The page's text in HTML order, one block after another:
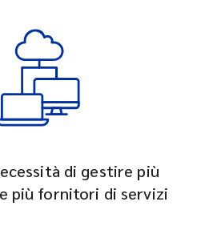
di gestire più
più fornitori di servizi